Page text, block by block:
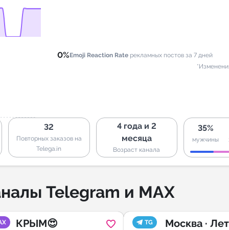
0%Emoji Reaction Rate рекламных постов за 7 дней
32
Повторных заказов на
Telega.in
4 года и 2
месяца
Возраст канала
35%
мужчины
Telegram и MAX
КРЫМ😍 TG
Москва ·